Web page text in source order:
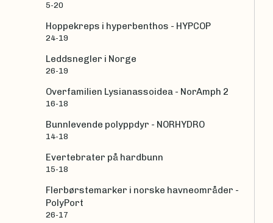
5-20
Hoppekreps i hyperbenthos - HYPCOP
24-19
Leddsnegler i Norge
26-19
Overfamilien Lysianassoidea - NorAmph 2
16-18
Bunnlevende polyppdyr - NORHYDRO
14-18
Evertebrater på hardbunn
15-18
Flerbørstemarker i norske havneområder -
PolyPort
26-17